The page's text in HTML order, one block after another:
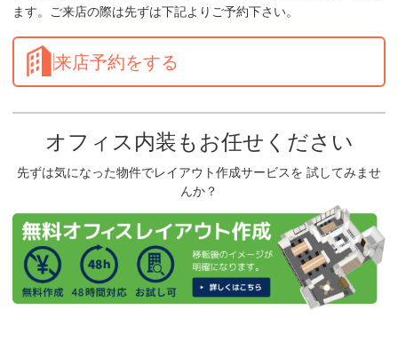
ます。ご来店の際は先ずは下記よりご予約下さい。
来店予約をする
オフィス内装もお任せください
先ずは気になった物件でレイアウト作成サービスを 試してみませ
んか？